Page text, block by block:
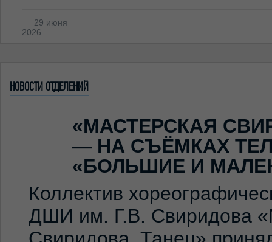
29 июня
2026
НОВОСТИ ОТДЕЛЕНИЙ
«МАСТЕРСКАЯ
— НА СЪЁМКАХ
«БОЛЬШИЕ И
Коллектив
ДШИ им. Г.В. Свиридова